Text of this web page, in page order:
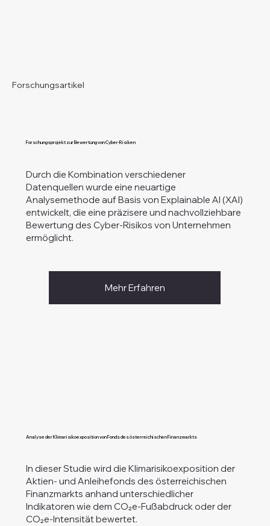
Forschungsartikel
Forschungsprojekt zur Bewertung von Cyber-Risiken
Durch die Kombination verschiedener
Datenquellen wurde eine neuartige
Analysemethode auf Basis von Explainable AI (XAI)
entwickelt, die eine präzisere und nachvollziehbare
Bewertung des Cyber-Risikos von Unternehmen
ermöglicht.
Mehr Erfahren
Analyse der Klimarisikoexposition von Fonds des österreichischen Finanzmarkts
In dieser Studie wird die Klimarisikoexposition der
Aktien- und Anleihefonds des österreichischen
Finanzmarkts anhand unterschiedlicher
Indikatoren wie dem CO₂e-Fußabdruck oder der
CO₂e-Intensität bewertet.